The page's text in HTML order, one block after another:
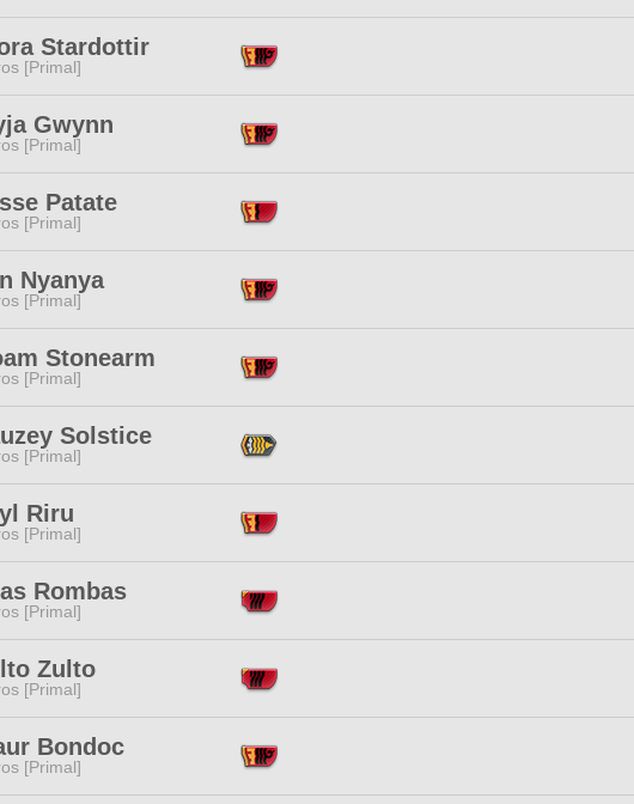
Stardottir
[Primal]
Gwynn
[Primal]
Patate
[Primal]
Nyanya
[Primal]
Stonearm
[Primal]
Solstice
[Primal]
Riru
[Primal]
Rombas
[Primal]
Zulto
[Primal]
Bondoc
[Primal]